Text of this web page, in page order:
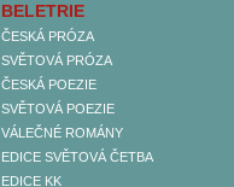
BELETRIE
ČESKÁ PRÓZA
SVĚTOVÁ PRÓZA
ČESKÁ POEZIE
SVĚTOVÁ POEZIE
VÁLEČNÉ ROMÁNY
EDICE SVĚTOVÁ ČETBA
EDICE KK
Hlavní kategorie
BELETRIE
ČESKÁ PRÓZA
SVĚTOVÁ PRÓZA
ČESKÁ POEZIE